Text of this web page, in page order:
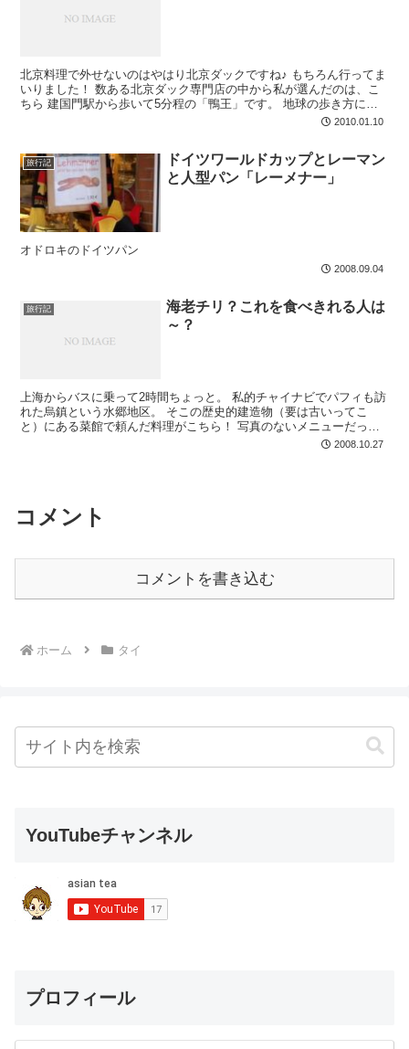
北京料理で外せないのはやはり北京ダックですね♪ もちろん行ってま
いりました！ 数ある北京ダック専門店の中から私が選んだのは、こ
ちら 建国門駅から歩いて5分程の「鴨王」です。 地球の歩き方に
「価格が安め＆脂がのっている」との記載があったため... 2010.01.10
旅行記
ドイツワールドカップとレーマン
と人型パン「レーメナー」
オドロキのドイツパン
2008.09.04
旅行記
海老チリ？これを食べきれる人は
～？
上海からバスに乗って2時間ちょっと。 私的チャイナビでパフィも訪
れた烏鎮という水郷地区。 そこの歴史的建造物（要は古いってこ
と）にある菜館で頼んだ料理がこちら！ 写真のないメニューだった
ので適当に頼んで、勝手に海老チリみたいのを想像してま...2008.10.27
コメント
コメントを書き込む
ホーム タイ
YouTubeチャンネル
プロフィール